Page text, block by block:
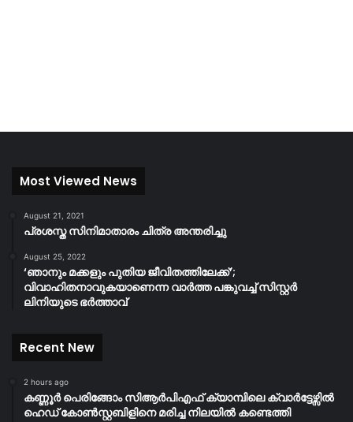
Most Viewed News
August 21, 2021
പ്രശസ്ത സിനിമാതാരം ചിത്ര അന്തരിച്ചു
August 25, 2022
‘ഞാനും മക്കളും പുതിയ ജീവിതത്തിലേക്ക്’;
വിവാഹിതനാവുകയാണെന്ന വാർത്ത പങ്കുവച്ച് സിസ്റ്റർ
ലിനിയുടെ ഭർത്താവ്
Recent New
2 hours ago
കണ്ണൂർ പെരിങ്ങോം സിആർപിഎഫ് ക്യാമ്പിലെ ക്വാർട്ടേഴ്സിൽ
ഹെഡ് കോൺസ്റ്റബിളിനെ മരിച്ച നിലയിൽ കണ്ടെത്തി